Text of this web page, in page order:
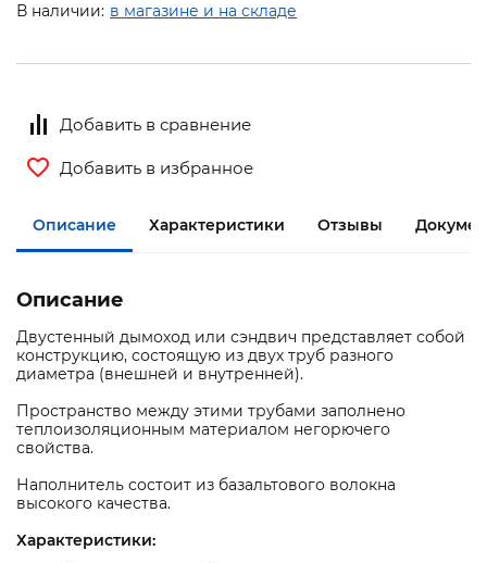
В наличии: в магазине и на складе
Добавить в сравнение
Добавить в избранное
Описание Характеристики Отзывы
Описание
Двустенный дымоход или сэндвич представляет собой
конструкцию, состоящую из двух труб разного
диаметра (внешней и внутренней).
Пространство между этими трубами заполнено
теплоизоляционным материалом негорючего
свойства.
Наполнитель состоит из базальтового волокна
высокого качества.
Характеристики: